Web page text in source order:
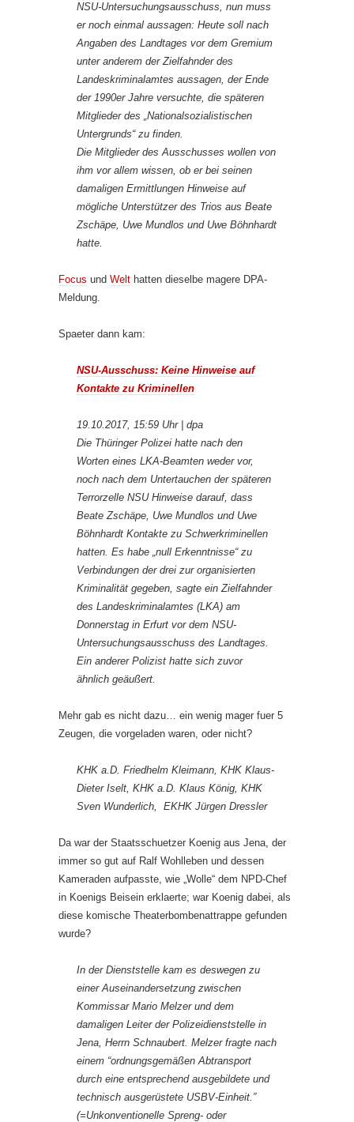
NSU-Untersuchungsausschuss, nun muss
er noch einmal aussagen: Heute soll nach
Angaben des Landtages vor dem Gremium
unter anderem der Zielfahnder des
Landeskriminalamtes aussagen, der Ende
der 1990er Jahre versuchte, die späteren
Mitglieder des „Nationalsozialistischen
Untergrunds“ zu finden.
Die Mitglieder des Ausschusses wollen von
ihm vor allem wissen, ob er bei seinen
damaligen Ermittlungen Hinweise auf
mögliche Unterstützer des Trios aus Beate
Zschäpe, Uwe Mundlos und Uwe Böhnhardt
hatte.
Focus und Welt hatten dieselbe magere DPA-
Meldung.
Spaeter dann kam:
NSU-Ausschuss: Keine Hinweise auf
Kontakte zu Kriminellen
19.10.2017, 15:59 Uhr | dpa
Die Thüringer Polizei hatte nach den
Worten eines LKA-Beamten weder vor,
noch nach dem Untertauchen der späteren
Terrorzelle NSU Hinweise darauf, dass
Beate Zschäpe, Uwe Mundlos und Uwe
Böhnhardt Kontakte zu Schwerkriminellen
hatten. Es habe „null Erkenntnisse“ zu
Verbindungen der drei zur organisierten
Kriminalität gegeben, sagte ein Zielfahnder
des Landeskriminalamtes (LKA) am
Donnerstag in Erfurt vor dem NSU-
Untersuchungsausschuss des Landtages.
Ein anderer Polizist hatte sich zuvor
ähnlich geäußert.
Mehr gab es nicht dazu… ein wenig mager fuer 5
Zeugen, die vorgeladen waren, oder nicht?
KHK a.D. Friedhelm Kleimann, KHK Klaus-
Dieter Iselt, KHK a.D. Klaus König, KHK
Sven Wunderlich, EKHK Jürgen Dressler
Da war der Staatsschuetzer Koenig aus Jena, der
immer so gut auf Ralf Wohlleben und dessen
Kameraden aufpasste, wie „Wolle“ dem NPD-Chef
in Koenigs Beisein erklaerte; war Koenig dabei, als
diese komische Theaterbombenattrappe gefunden
wurde?
In der Dienststelle kam es deswegen zu
einer Auseinandersetzung zwischen
Kommissar Mario Melzer und dem
damaligen Leiter der Polizeidienststelle in
Jena, Herrn Schnaubert. Melzer fragte nach
einem “ordnungsgemäßen Abtransport
durch eine entsprechend ausgebildete und
technisch ausgerüstete USBV-Einheit.”
(=Unkonventionelle Spreng- oder